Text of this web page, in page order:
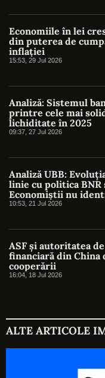
Economiile în lei
din puterea de
inflației
15:53, 29 Jul 2026
Analiză: Sistemul
printre cele mai
lichiditate în 2025
09:37, 27 Jul 2026
Analiză UBB:
linie cu politica BNR
Economiștii nu
semnificative
10:53, 21 Jul 2026
ASF și autoritatea
financiară din
cooperării
16:04, 18 Jul 2026
ALTE ARTICOLE